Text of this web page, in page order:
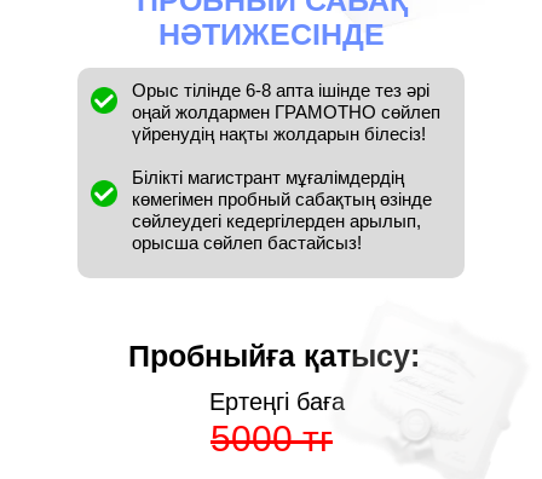
5000 тг
Ертеңгі баға
Орыс тілінде 6-8 апта ішінде тез әрі
оңай жолдармен ГРАМОТНО сөйлеп
үйренудің нақты жолдарын білесіз!
Білікті магистрант мұғалімдердің
көмегімен пробный сабақтың өзінде
сөйлеудегі кедергілерден арылып,
орысша сөйлеп бастайсыз!
Пробныйға қатысу:
НӘТИЖЕСІНДЕ